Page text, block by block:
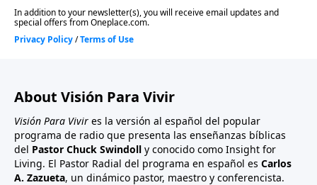
About Visión Para Vivir
Visión Para Vivir es la versión al español del popular
programa de radio que presenta las enseñanzas bíblicas
del Pastor Chuck Swindoll y conocido como Insight for
Living. El Pastor Radial del programa en español es Carlos
A. Zazueta, un dinámico pastor, maestro y conferencista.